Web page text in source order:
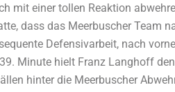
mit einer tollen Reaktion
dass das Meerbuscher Team
Defensivarbeit, nach
Minute hielt Franz Langhoff
hinter die Meerbuscher